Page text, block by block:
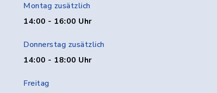
Montag zusätzlich
14:00 - 16:00 Uhr
Donnerstag zusätzlich
14:00 - 18:00 Uhr
Freitag